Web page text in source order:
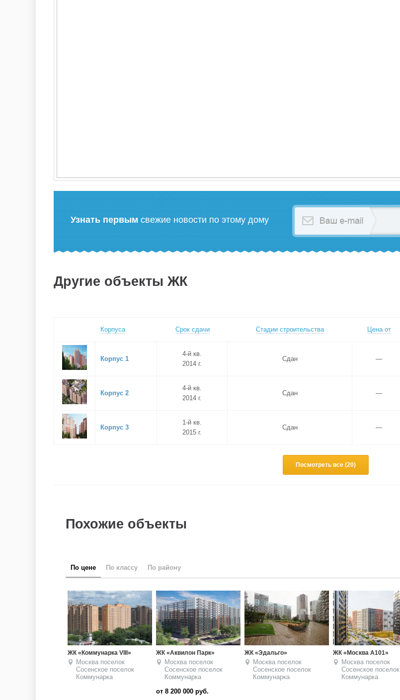
Узнать первым свежие новости по этому дому
Другие объекты ЖК
Корпуса Срок сдачи Стадии строительства Цена от
Корпус 1
4-й кв.
2014 г.
Сдан —
Корпус 2
4-й кв.
2014 г.
Сдан —
Корпус 3
1-й кв.
2015 г.
Сдан —
Посмотреть все (20)
Похожие объекты
по цене по классу по району
ЖК «Коммунарка VIII»
Москва поселок
Сосенское поселок
Коммунарка
ЖК «Аквилон Парк»
Москва поселок
Сосенское поселок
Коммунарка
от 8 200 000руб.
ЖК «Эдальго»
Москва поселок
Сосенское поселок
Коммунарка
ЖК «Москва А101»
Москва поселок
Сосенское поселок
Коммунарка